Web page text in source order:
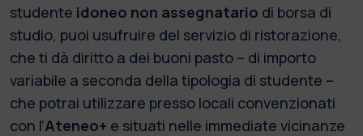
studente idoneo non assegnatario di borsa di
studio, puoi usufruire del servizio di ristorazione,
che ti dà diritto a dei buoni pasto – di importo
variabile a seconda della tipologia di studente –
che potrai utilizzare presso locali convenzionati
con l’Ateneo+ e situati nelle immediate vicinanze